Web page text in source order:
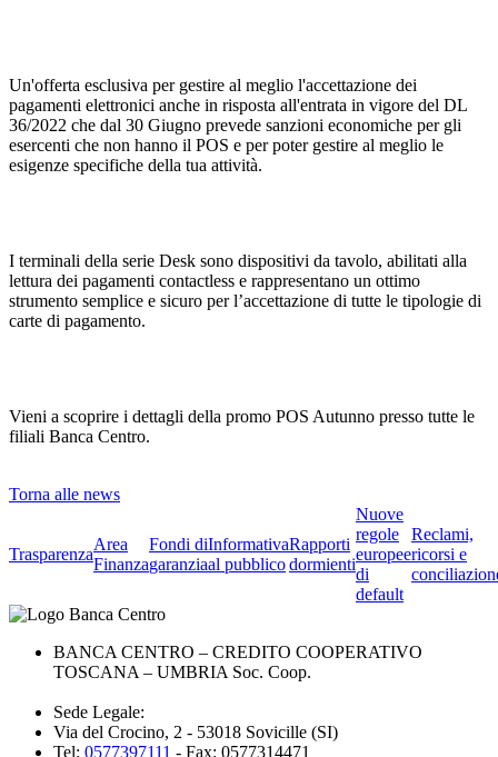
Un'offerta esclusiva per gestire al meglio l'accettazione dei
pagamenti elettronici anche in risposta all'entrata in vigore del DL
36/2022 che dal 30 Giugno prevede sanzioni economiche per gli
esercenti che non hanno il POS e per poter gestire al meglio le
esigenze specifiche della tua attività.
I terminali della serie Desk sono dispositivi da tavolo, abilitati alla
lettura dei pagamenti contactless e rappresentano un ottimo
strumento semplice e sicuro per l’accettazione di tutte le tipologie di
carte di pagamento.
Vieni a scoprire i dettagli della promo POS Autunno presso tutte le
filiali Banca Centro.
Torna alle news
Trasparenza
Area
Finanza
Fondi di
garanzia
Informativa
al pubblico
Rapporti
dormienti
Nuove
regole
europee
di
default
Reclami,
ricorsi e
BANCA CENTRO – CREDITO COOPERATIVO
TOSCANA – UMBRIA Soc. Coop.
Sede Legale:
Via del Crocino, 2 - 53018 Sovicille (SI)
Tel: 0577397111 - Fax: 0577314471